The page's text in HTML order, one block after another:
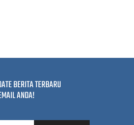
BERITA TERBARU
ANDA!